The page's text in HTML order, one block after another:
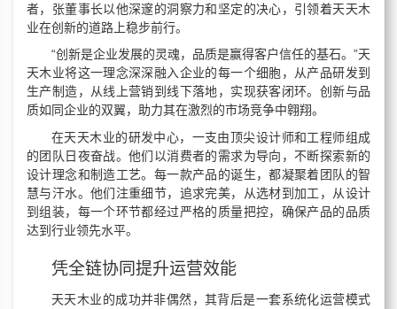
者，张董事长以他深邃的洞察力和坚定的决心，引领着天天木
业在创新的道路上稳步前行。
“创新是企业发展的灵魂，品质是赢得客户信任的基石。”天
天木业将这一理念深深融入企业的每一个细胞，从产品研发到
生产制造，从线上营销到线下落地，实现获客闭环。创新与品
质如同企业的双翼，助力其在激烈的市场竞争中翱翔。
在天天木业的研发中心，一支由顶尖设计师和工程师组成
的团队日夜奋战。他们以消费者的需求为导向，不断探索新的
设计理念和制造工艺。每一款产品的诞生，都凝聚着团队的智
慧与汗水。他们注重细节，追求完美，从选材到加工，从设计
到组装，每一个环节都经过严格的质量把控，确保产品的品质
达到行业领先水平。
凭全链协同提升运营效能
天天木业的成功并非偶然，其背后是一套系统化运营模式